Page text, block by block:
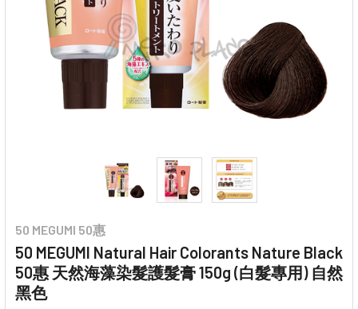
50 MEGUMI 50惠
50 MEGUMI Natural Hair Colorants Nature Black
50惠 天然海藻染髮護髮膏 150g (白髮專用) 自然
黑色